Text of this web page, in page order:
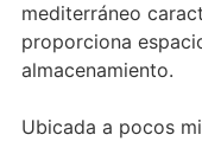
mediterráneo
proporciona
almacenamiento.
Ubicada a pocos